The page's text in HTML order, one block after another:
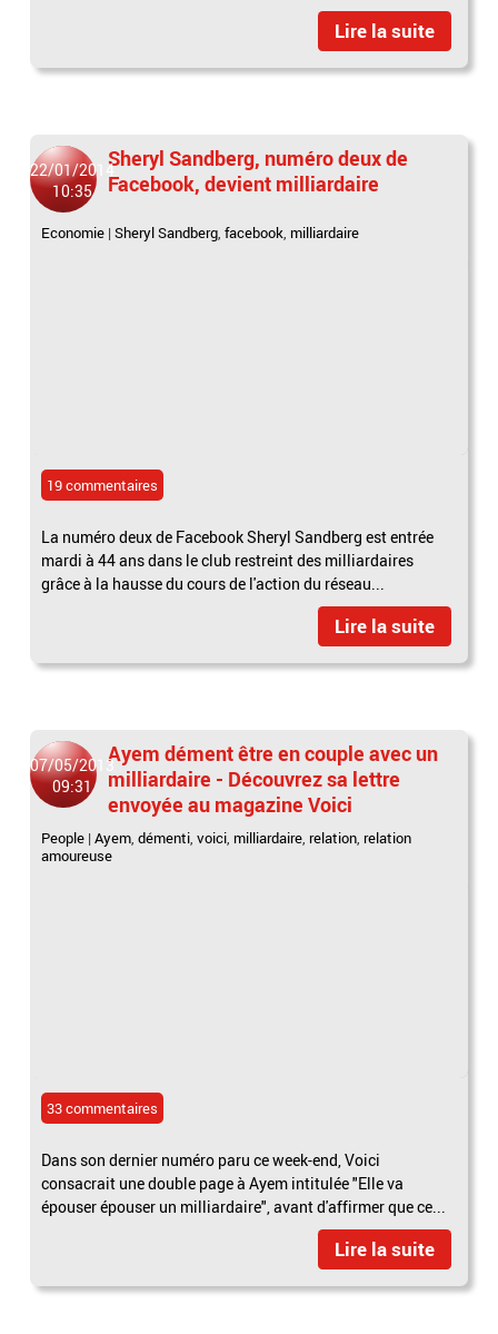
Lire la suite
22/01/2014
10:35
Sheryl Sandberg, numéro deux de
Facebook, devient milliardaire
Economie |Sheryl Sandberg,facebook, milliardaire
19 commentaires
La numéro deux de Facebook Sheryl Sandberg est entrée
mardi à 44 ans dans le club restreint des milliardaires
grâce à la hausse du cours de l'action du réseau...
Lire la suite
07/05/2013
09:31
Ayem dément être en couple avec un
milliardaire - Découvrez sa lettre
envoyée au magazine Voici
People |Ayem,démenti,voici, milliardaire, relation, relation
amoureuse
33 commentaires
Dans son dernier numéro paru ce week-end, Voici
consacrait une double page à Ayem intitulée "Elle va
épouser épouser un milliardaire", avant d'affirmer que ce...
Lire la suite